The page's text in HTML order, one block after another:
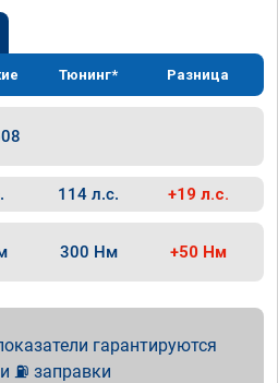
Тюнинг* Разница
114 л.с. +19 л.с.
300 Нм +50 Нм
гарантируются
⛽ заправки